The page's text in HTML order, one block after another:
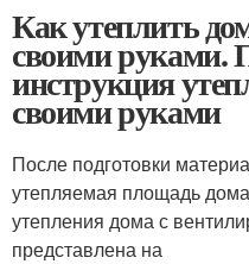
Как утеплить
своими руками.
инструкция
своими руками
После подготовки
утепляемая площадь
утепления дома с
представлена на